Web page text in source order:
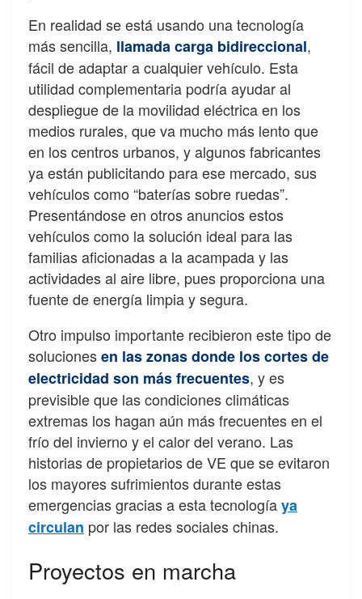
En realidad se está usando una tecnología
más sencilla, llamada carga bidireccional,
fácil de adaptar a cualquier vehículo. Esta
utilidad complementaria podría ayudar al
despliegue de la movilidad eléctrica en los
medios rurales, que va mucho más lento que
en los centros urbanos, y algunos fabricantes
ya están publicitando para ese mercado, sus
vehículos como “baterías sobre ruedas”.
Presentándose en otros anuncios estos
vehículos como la solución ideal para las
familias aficionadas a la acampada y las
actividades al aire libre, pues proporciona una
fuente de energía limpia y segura.
Otro impulso importante recibieron este tipo de
solucionesen las zonas donde los cortes de
electricidad son más frecuentes, y es
previsible que las condiciones climáticas
extremas los hagan aún más frecuentes en el
frío del invierno y el calor del verano. Las
historias de propietarios de VE que se evitaron
los mayores sufrimientos durante estas
emergencias gracias a esta tecnologíaya
circulan por las redes sociales chinas.
Proyectos en marcha